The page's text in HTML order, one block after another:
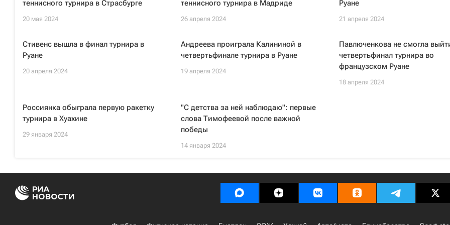
теннисного турнира в Страсбурге
20 мая 2024
теннисного турнира в Мадриде
26 апреля 2024
Руане
21 апреля 2024
Стивенс вышла в финал турнира в
Руане
20 апреля 2024
Андреева проиграла Калининой в
четвертьфинале турнира в Руане
19 апреля 2024
Павлюченкова не смогла
четвертьфинал турнира во
французском Руане
18 апреля 2024
Россиянка обыграла первую ракетку
турнира в Хуахине
29 января 2024
"С детства за ней наблюдаю": первые
слова Тимофеевой после важной
победы
14 января 2024